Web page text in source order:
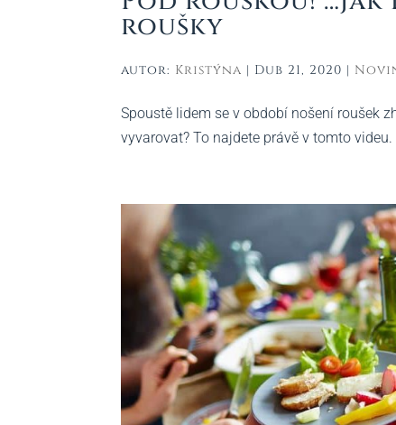
roušky
autor: Kristýna | Dub 21, 2020 |
Spoustě lidem se v období nošení roušek
vyvarovat? To najdete právě v tomto videu.